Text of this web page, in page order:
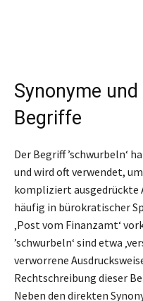
Synonyme
Begriffe
Der Begriff ’schwurbeln‘
und wird oft verwendet,
kompliziert ausgedrückte
häufig in bürokratischer
‚Post vom Finanzamt‘
’schwurbeln‘ sind etwa
verworrene
Rechtschreibung dieser
Neben den direkten